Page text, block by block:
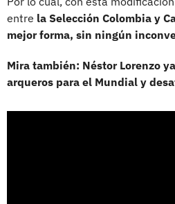
entre la Selección Colombia y
mejor forma, sin ningún
Mira también: Néstor Lorenzo
arqueros para el Mundial y